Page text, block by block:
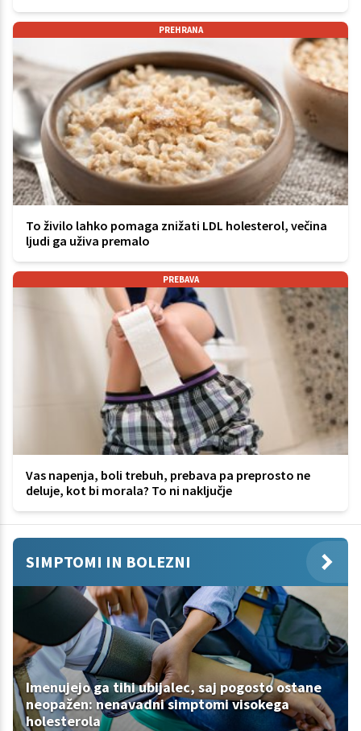
PREHRANA
To živilo lahko pomaga znižati LDL holesterol, večina
ljudi ga uživa premalo
PREBAVA
Vas napenja, boli trebuh, prebava pa preprosto ne
deluje, kot bi morala? To ni naključje
SIMPTOMI IN BOLEZNI
Imenujejo ga tihi ubijalec, saj pogosto ostane
neopažen: nenavadni simptomi visokega
holesterola